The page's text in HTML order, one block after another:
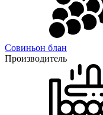
Совиньон блан
Производитель